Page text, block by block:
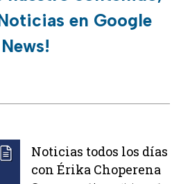
en Google
News!
Noticias todos los días
con Érika Choperena